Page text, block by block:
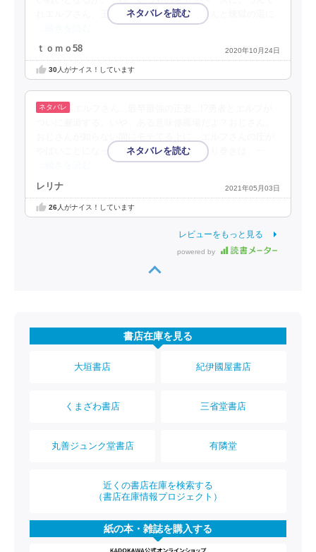
れエルフさん、王女様だったんだ。おじさんと煉獄の湯に
ｔｏｍｏ58 2020年10月24日
30人がナイス！しています
やばいことになってる。最早おじさんの取り巻きは、一
レリナ 2021年05月03日
26人がナイス！しています
レビューをもっと見る
powered by
書店在庫を見る
大垣書店 紀伊國屋書店
くまざわ書店 三省堂書店
丸善ジュンク堂書店 有隣堂
近くの書店在庫を検索する
（書店在庫情報プロジェクト）
紙の本・雑誌を購入する